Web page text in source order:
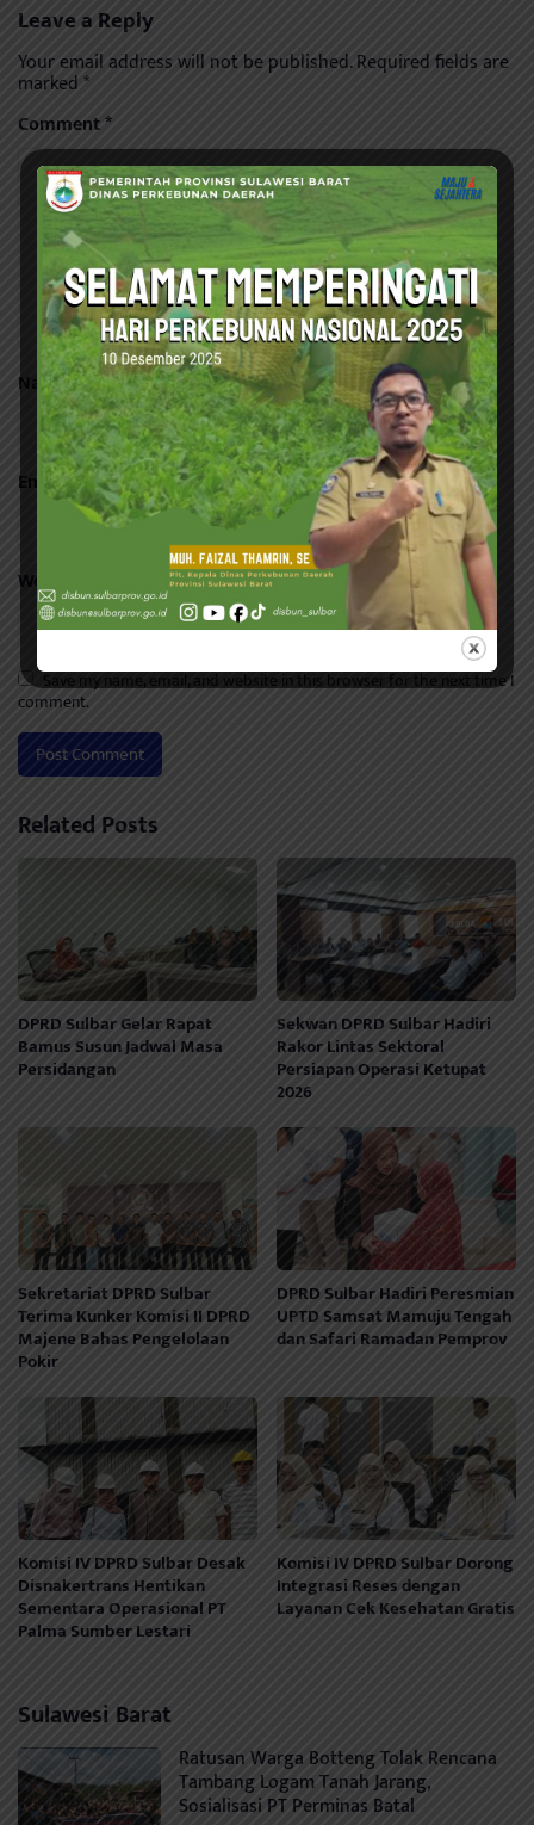
Leave a Reply
Your email address will not be published.Required fields are
marked*
Comment*
Name*
Email*
Website
Save my name, email, and website in this browser for the next time I
comment.
Related Posts
DPRD Sulbar Gelar Rapat
Bamus Susun Jadwal Masa
Persidangan
Sekwan DPRD Sulbar Hadiri
Rakor Lintas Sektoral
Persiapan Operasi Ketupat
2026
Sekretariat DPRD Sulbar
Terima Kunker Komisi II DPRD
Majene Bahas Pengelolaan
Pokir
DPRD Sulbar Hadiri Peresmian
UPTD Samsat Mamuju Tengah
dan Safari Ramadan Pemprov
Komisi IV DPRD Sulbar Desak
Disnakertrans Hentikan
Sementara Operasional PT
Palma Sumber Lestari
Komisi IV DPRD Sulbar Dorong
Integrasi Reses dengan
Layanan Cek Kesehatan Gratis
Sulawesi Barat
Ratusan Warga Botteng Tolak Rencana
Tambang Logam Tanah Jarang,
Sosialisasi PT Perminas Batal